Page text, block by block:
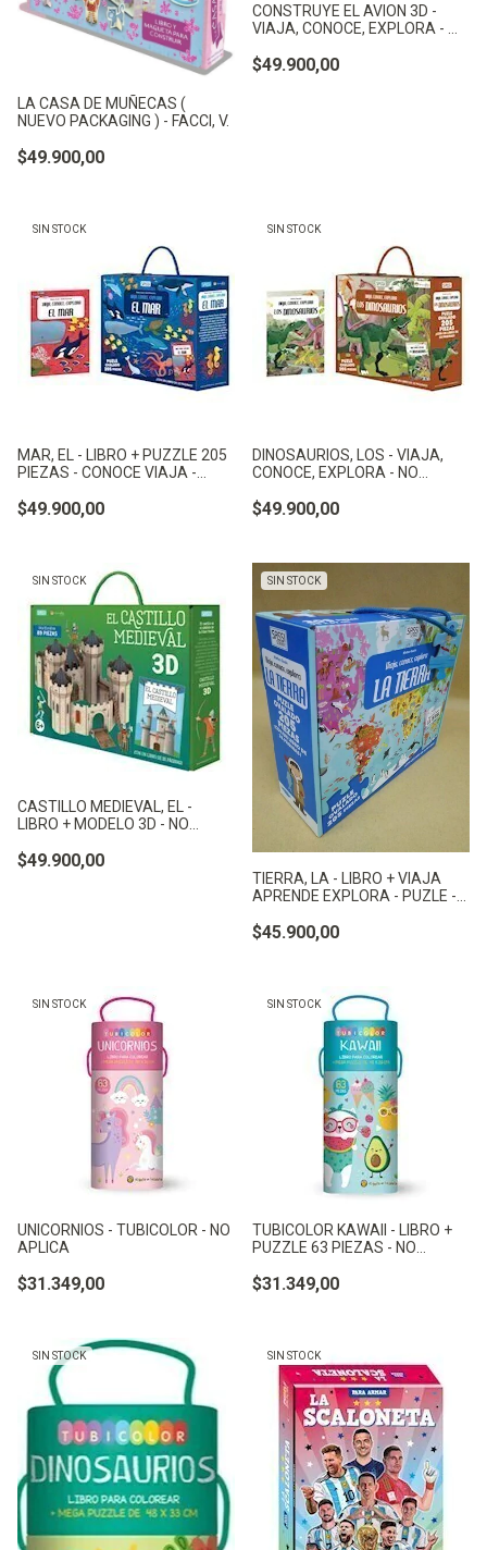
LA CASA DE MUÑECAS (
NUEVO PACKAGING ) - FACCI, V.
$49.900,00
CONSTRUYE EL AVION 3D -
VIAJA, CONOCE, EXPLORA - M -
$49.900,00
SIN STOCK
MAR, EL - LIBRO + PUZZLE 205
PIEZAS - CONOCE VIAJA -
$49.900,00
SIN STOCK
DINOSAURIOS, LOS - VIAJA,
CONOCE, EXPLORA - NO
$49.900,00
SIN STOCK
CASTILLO MEDIEVAL, EL -
LIBRO + MODELO 3D - NO
$49.900,00
SIN STOCK
TIERRA, LA - LIBRO + VIAJA
APRENDE EXPLORA - PUZLE -
$45.900,00
SIN STOCK
UNICORNIOS - TUBICOLOR - NO
APLICA
$31.349,00
SIN STOCK
TUBICOLOR KAWAII - LIBRO +
PUZZLE 63 PIEZAS - NO
$31.349,00
SIN STOCK SIN STOCK